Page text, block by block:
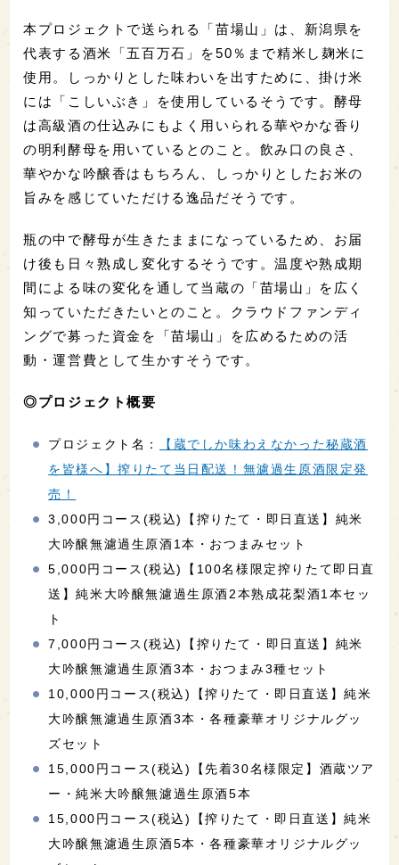
本プロジェクトで送られる「苗場山」は、新潟県を
代表する酒米「五百万石」を50％まで精米し麹米に
使用。しっかりとした味わいを出すために、掛け米
には「こしいぶき」を使用しているそうです。酵母
は高級酒の仕込みにもよく用いられる華やかな香り
の明利酵母を用いているとのこと。飲み口の良さ、
華やかな吟醸香はもちろん、しっかりとしたお米の
旨みを感じていただける逸品だそうです。
瓶の中で酵母が生きたままになっているため、お届
け後も日々熟成し変化するそうです。温度や熟成期
間による味の変化を通して当蔵の「苗場山」を広く
知っていただきたいとのこと。クラウドファンディ
ングで募った資金を「苗場山」を広めるための活
動・運営費として生かすそうです。
◎プロジェクト概要
プロジェクト名：
【蔵でしか味わえなかった秘蔵酒
を皆様へ】搾りたて当日配送！無濾過生原酒限定発
売！
3,000円コース(税込)【搾りたて・即日直送】純米
大吟醸無濾過生原酒1本・おつまみセット
5,000円コース(税込)【100名様限定搾りたて即日直
送】純米大吟醸無濾過生原酒2本熟成花梨酒1本セッ
ト
7,000円コース(税込)【搾りたて・即日直送】純米
大吟醸無濾過生原酒3本・おつまみ3種セット
10,000円コース(税込)【搾りたて・即日直送】純米
大吟醸無濾過生原酒3本・各種豪華オリジナルグッ
ズセット
15,000円コース(税込)【先着30名様限定】酒蔵ツア
ー・純米大吟醸無濾過生原酒5本
15,000円コース(税込)【搾りたて・即日直送】純米
大吟醸無濾過生原酒5本・各種豪華オリジナルグッ